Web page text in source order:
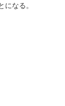
なる。